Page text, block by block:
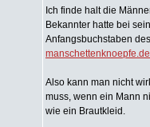
Ich finde halt die
Bekannter hatte bei
Anfangsbuchstaben
Also kann man nicht
muss, wenn ein Mann
wie ein Brautkleid.